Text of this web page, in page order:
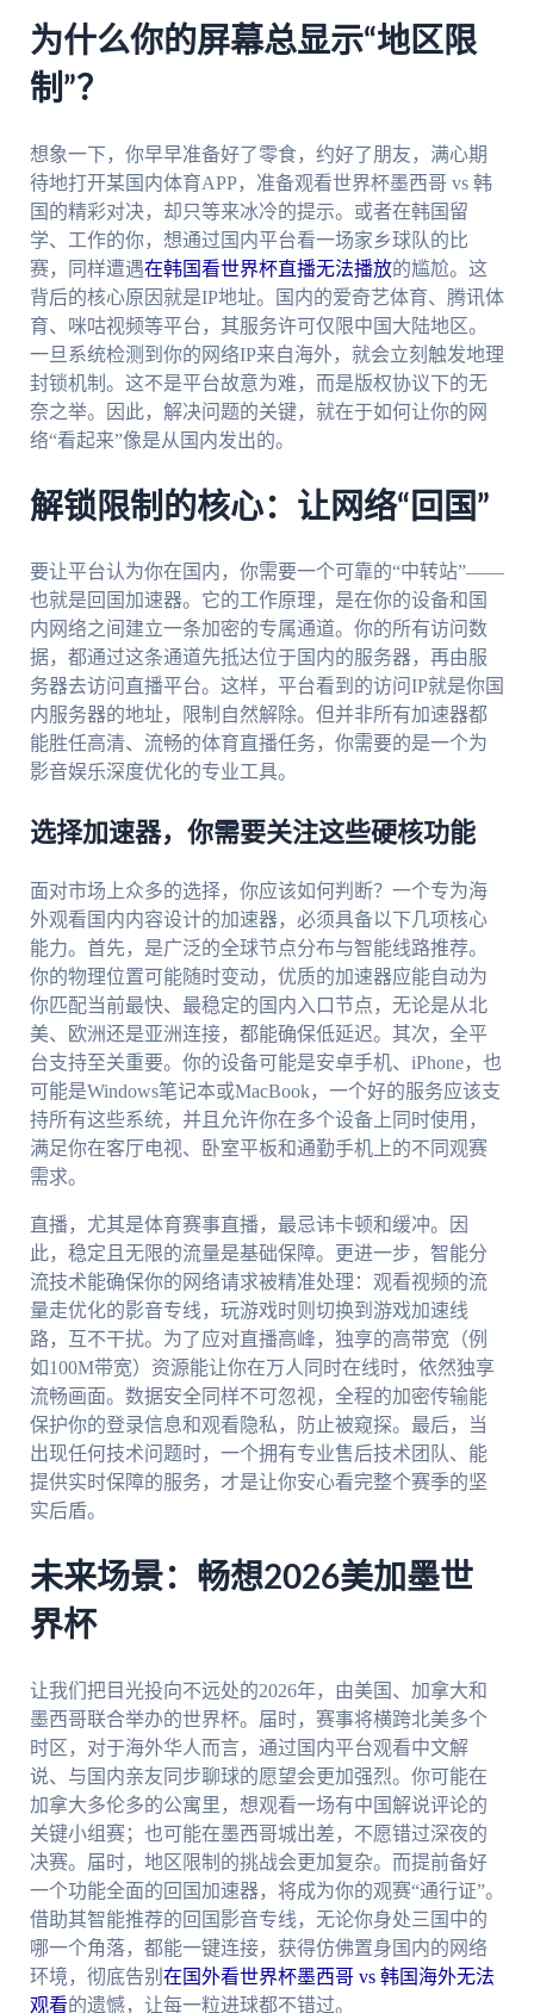
为什么你的屏幕总显示“地区限
制”？
想象一下，你早早准备好了零食，约好了朋友，满心期
待地打开某国内体育APP，准备观看世界杯墨西哥 vs 韩
国的精彩对决，却只等来冰冷的提示。或者在韩国留
学、工作的你，想通过国内平台看一场家乡球队的比
赛，同样遭遇在韩国看世界杯直播无法播放的尴尬。这
背后的核心原因就是IP地址。国内的爱奇艺体育、腾讯体
育、咪咕视频等平台，其服务许可仅限中国大陆地区。
一旦系统检测到你的网络IP来自海外，就会立刻触发地理
封锁机制。这不是平台故意为难，而是版权协议下的无
奈之举。因此，解决问题的关键，就在于如何让你的网
络“看起来”像是从国内发出的。
解锁限制的核心：让网络“回国”
要让平台认为你在国内，你需要一个可靠的“中转站”——
也就是回国加速器。它的工作原理，是在你的设备和国
内网络之间建立一条加密的专属通道。你的所有访问数
据，都通过这条通道先抵达位于国内的服务器，再由服
务器去访问直播平台。这样，平台看到的访问IP就是你国
内服务器的地址，限制自然解除。但并非所有加速器都
能胜任高清、流畅的体育直播任务，你需要的是一个为
影音娱乐深度优化的专业工具。
选择加速器，你需要关注这些硬核功能
面对市场上众多的选择，你应该如何判断？一个专为海
外观看国内内容设计的加速器，必须具备以下几项核心
能力。首先，是广泛的全球节点分布与智能线路推荐。
你的物理位置可能随时变动，优质的加速器应能自动为
你匹配当前最快、最稳定的国内入口节点，无论是从北
美、欧洲还是亚洲连接，都能确保低延迟。其次，全平
台支持至关重要。你的设备可能是安卓手机、iPhone，也
可能是Windows笔记本或MacBook，一个好的服务应该支
持所有这些系统，并且允许你在多个设备上同时使用，
满足你在客厅电视、卧室平板和通勤手机上的不同观赛
需求。
直播，尤其是体育赛事直播，最忌讳卡顿和缓冲。因
此，稳定且无限的流量是基础保障。更进一步，智能分
流技术能确保你的网络请求被精准处理：观看视频的流
量走优化的影音专线，玩游戏时则切换到游戏加速线
路，互不干扰。为了应对直播高峰，独享的高带宽（例
如100M带宽）资源能让你在万人同时在线时，依然独享
流畅画面。数据安全同样不可忽视，全程的加密传输能
保护你的登录信息和观看隐私，防止被窥探。最后，当
出现任何技术问题时，一个拥有专业售后技术团队、能
提供实时保障的服务，才是让你安心看完整个赛季的坚
实后盾。
未来场景：畅想2026美加墨世
界杯
让我们把目光投向不远处的2026年，由美国、加拿大和
墨西哥联合举办的世界杯。届时，赛事将横跨北美多个
时区，对于海外华人而言，通过国内平台观看中文解
说、与国内亲友同步聊球的愿望会更加强烈。你可能在
加拿大多伦多的公寓里，想观看一场有中国解说评论的
关键小组赛；也可能在墨西哥城出差，不愿错过深夜的
决赛。届时，地区限制的挑战会更加复杂。而提前备好
一个功能全面的回国加速器，将成为你的观赛“通行证”。
借助其智能推荐的回国影音专线，无论你身处三国中的
哪一个角落，都能一键连接，获得仿佛置身国内的网络
环境，彻底告别 在国外看世界杯墨西哥 vs 韩国海外无法
观看的遗憾，让每一粒进球都不错过。